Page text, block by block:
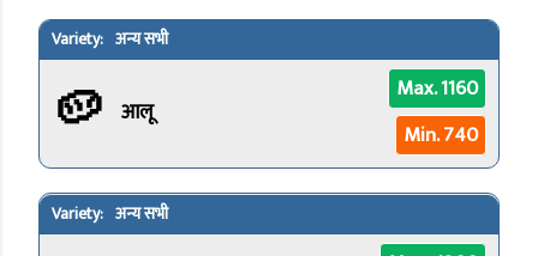
अन्य सभी
🥔 आलू
Max. 1160
Min. 740
अन्य सभी